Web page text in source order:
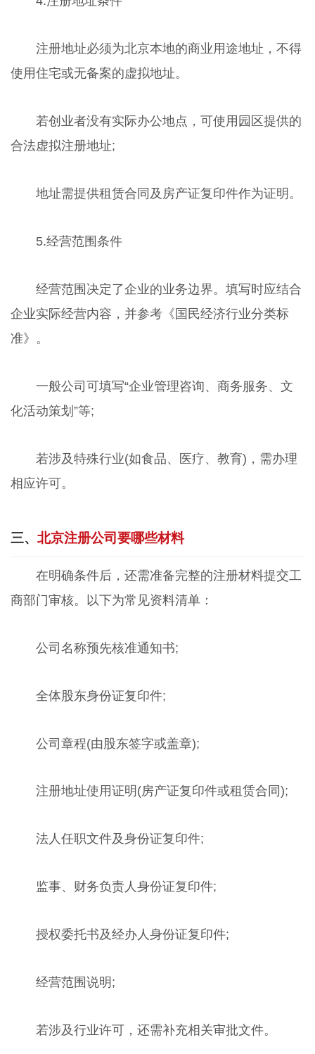
注册地址必须为北京本地的商业用途地址，不得
使用住宅或无备案的虚拟地址。
若创业者没有实际办公地点，可使用园区提供的
合法虚拟注册地址;
地址需提供租赁合同及房产证复印件作为证明。
5.经营范围条件
经营范围决定了企业的业务边界。填写时应结合
企业实际经营内容，并参考《国民经济行业分类标
准》。
一般公司可填写“企业管理咨询、商务服务、文
化活动策划”等;
若涉及特殊行业(如食品、医疗、教育)，需办理
相应许可。
三、 北京注册公司要哪些材料
在明确条件后，还需准备完整的注册材料提交工
商部门审核。以下为常见资料清单：
公司名称预先核准通知书;
全体股东身份证复印件;
公司章程(由股东签字或盖章);
注册地址使用证明(房产证复印件或租赁合同);
法人任职文件及身份证复印件;
监事、财务负责人身份证复印件;
授权委托书及经办人身份证复印件;
经营范围说明;
若涉及行业许可，还需补充相关审批文件。